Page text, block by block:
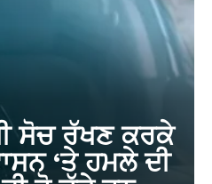
ਸੋਚ ਰੱਖਣ ਕਰਕੇ
‘ਤੇ ਹਮਲੇ ਦੀ